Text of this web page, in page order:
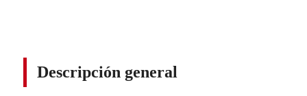
Descripción general